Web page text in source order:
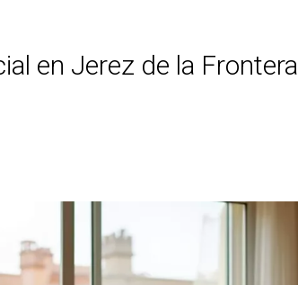
en Jerez de la Frontera